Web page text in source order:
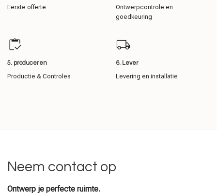
Eerste offerte
Ontwerpcontrole en
goedkeuring
5. produceren
Productie & Controles
6. Lever
Levering en installatie
Neem contact op
Ontwerp je perfecte ruimte.